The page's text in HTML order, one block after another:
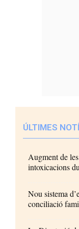
ÚLTIMES
Augment de
intoxicacions
Nou sistema
conciliació